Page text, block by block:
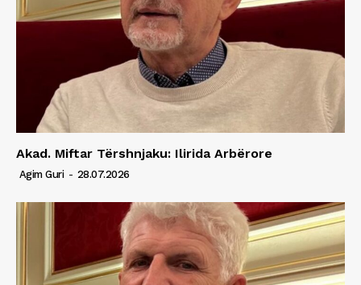
Akad. Miftar Tërshnjaku: Ilirida Arbërore
Agim Guri - 28.07.2026